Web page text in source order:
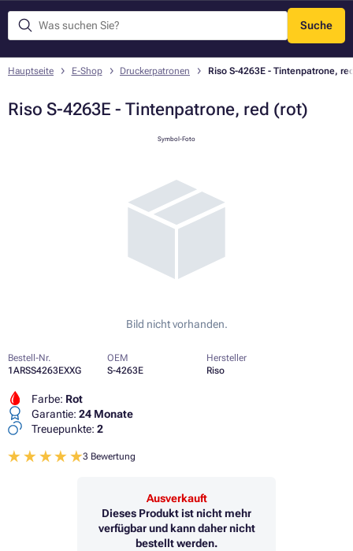
Suche
Menü
Hauptseite E-Shop Druckerpatronen Riso S-4263E - Tintenpatrone,
Riso S-4263E - Tintenpatrone, red (rot)
Symbol-Foto
Bild nicht vorhanden.
Bestell-Nr.
1ARSS4263EXXG
OEM
S-4263E
Hersteller
Riso
Farbe: Rot
Garantie: 24 Monate
Treuepunkte: 2
3 Bewertung
Ausverkauft
Dieses Produkt ist nicht mehr
verfügbar und kann daher nicht
bestellt werden.